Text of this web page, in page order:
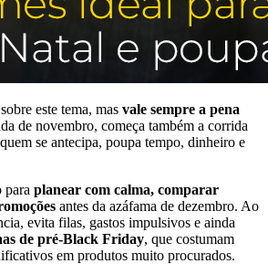
este tema, mas vale sempre a pena
de novembro, começa também a corrida
se antecipa, poupa tempo, dinheiro e
para planear com calma, comparar
antes da azáfama de dezembro. Ao
evita filas, gastos impulsivos e ainda
de pré-Black Friday, que costumam
em produtos muito procurados.